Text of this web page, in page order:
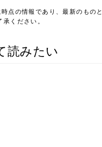
点の情報であり、最新のもの
ください。
読みたい